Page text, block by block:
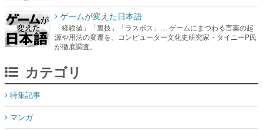
ゲームが変えた日本語
「経験値」「裏技」「ラスボス」… ゲームにまつわる言葉の起
源や用法の変遷を、コンピューター文化史研究家・タイニーP氏
が徹底調査。
カテゴリ
特集記事
マンガ